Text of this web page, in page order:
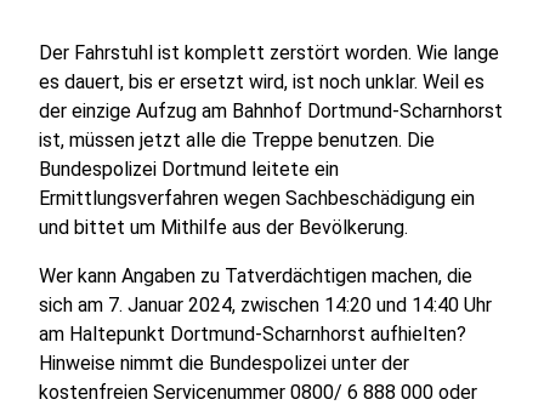
Der Fahrstuhl ist komplett zerstört worden. Wie lange
es dauert, bis er ersetzt wird, ist noch unklar. Weil es
der einzige Aufzug am Bahnhof Dortmund-Scharnhorst
ist, müssen jetzt alle die Treppe benutzen. Die
Bundespolizei Dortmund leitete ein
Ermittlungsverfahren wegen Sachbeschädigung ein
und bittet um Mithilfe aus der Bevölkerung.
Wer kann Angaben zu Tatverdächtigen machen, die
sich am 7. Januar 2024, zwischen 14:20 und 14:40 Uhr
am Haltepunkt Dortmund-Scharnhorst aufhielten?
Hinweise nimmt die Bundespolizei unter der
kostenfreien Servicenummer 0800/ 6 888 000 oder